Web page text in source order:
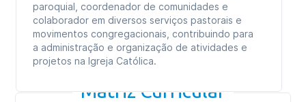
paroquial, coordenador de comunidades e
colaborador em diversos serviços pastorais e
movimentos congregacionais, contribuindo para
a administração e organização de atividades e
projetos na Igreja Católica.
Matriz Curricular